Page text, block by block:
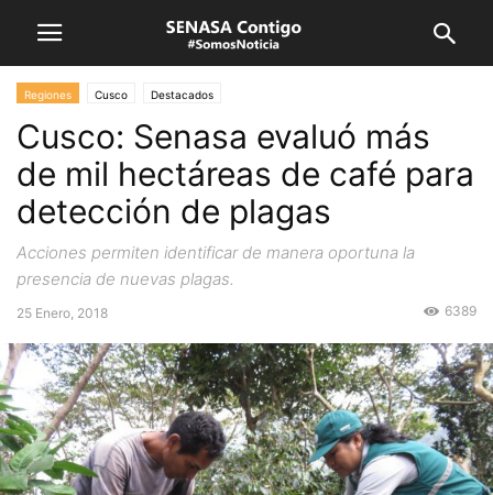
Regiones Cusco Destacados
Cusco: Senasa evaluó más
de mil hectáreas de café para
detección de plagas
Acciones permiten identificar de manera oportuna la
presencia de nuevas plagas.
25 Enero, 2018 6389